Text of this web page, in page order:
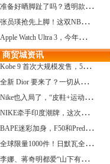
准
备好晒脚趾了吗？透明款 AF1 要回归了
张
员瑛抢先上脚！这双NB一看就要火
A
pple Watch Ultra 3，今年秋天真的要来了？
商贸城资讯
K
obe 9 首次大规模发售，5双科比新款将同时上线！
全
新 Dior 要来了？一切从这只托特包开始说起！
N
ike也入局了，“皮鞋+运动鞋”风潮，你喜欢哪一款？
N
IKE牵手印度潮牌，这次真的不一样
B
APE迷彩加身，F50和Predator迎来全新联名
全
球限量1000件！日默瓦全新多功能设计凳来了
李
娜、蒋奇明都爱“山下有松”！东方美学包袋，为什么引领风向？